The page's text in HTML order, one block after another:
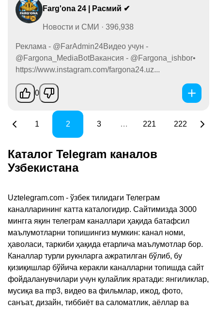
Farg'ona 24 | Расмий ✔
Новости и СМИ · 396,938
Реклама - @FarAdmin24Видео учун -
@Fargona_MediaBotВакансия - @Fargona_ishbor•
https://www.instagram.com/fargona24.uz...
0
1 2 3 … 221 222
Каталог Telegram каналов
Узбекистана
Uztelegram.com - ўзбек тилидаги Телеграм
каналларининг катта каталогидир. Сайтимизда 3000
мингга яқин телеграм каналлари ҳақида батафсил
маълумотларни топишингиз мумкин: канал номи,
ҳаволаси, таркиби ҳақида етарлича маълумотлар бор.
Каналлар турли рукнларга ажратилган бўлиб, бу
қизиқишлар бўйича керакли каналларни топишда сайт
фойдаланувчилари учун қулайлик яратади: янгиликлар,
мусиқа ва mp3, видео ва фильмлар, ижод, фото,
санъат, дизайн, тиббиёт ва саломатлик, аёллар ва